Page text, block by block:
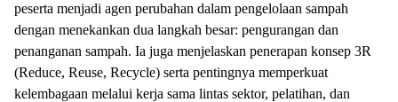
peserta menjadi agen perubahan dalam pengelolaan sampah
dengan menekankan dua langkah besar: pengurangan dan
penanganan sampah. Ia juga menjelaskan penerapan konsep 3R
(Reduce, Reuse, Recycle) serta pentingnya memperkuat
kelembagaan melalui kerja sama lintas sektor, pelatihan, dan